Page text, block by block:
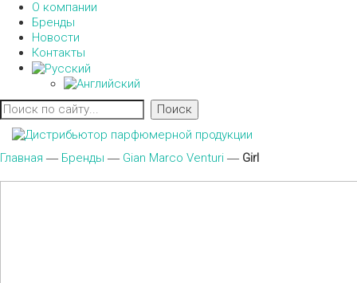
О компании
Бренды
Новости
Контакты
Главная ― Бренды ― Gian Marco Venturi ― Girl